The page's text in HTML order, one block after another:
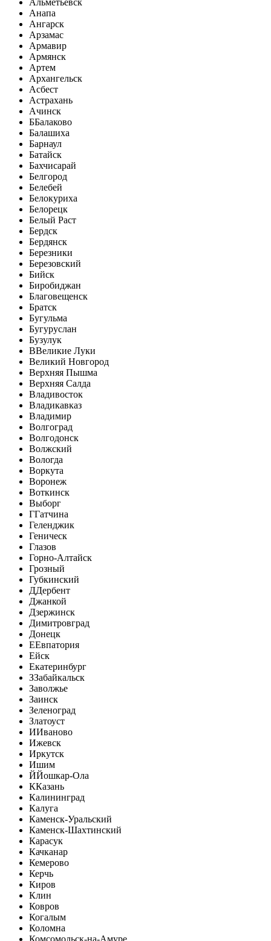
Альметьевск
Анапа
Ангарск
Арзамас
Армавир
Армянск
Артем
Архангельск
Асбест
Астрахань
Ачинск
ББалаково
Балашиха
Барнаул
Батайск
Бахчисарай
Белгород
Белебей
Белокуриха
Белорецк
Белый Раст
Бердск
Бердянск
Березники
Березовский
Бийск
Биробиджан
Благовещенск
Братск
Бугульма
Бугуруслан
Бузулук
ВВеликие Луки
Великий Новгород
Верхняя Пышма
Верхняя Салда
Владивосток
Владикавказ
Владимир
Волгоград
Волгодонск
Волжский
Вологда
Воркута
Воронеж
Воткинск
Выборг
ГГатчина
Геленджик
Геническ
Глазов
Горно-Алтайск
Грозный
Губкинский
ДДербент
Джанкой
Дзержинск
Димитровград
Донецк
ЕЕвпатория
Ейск
Екатеринбург
ЗЗабайкальск
Заволжье
Заинск
Зеленоград
Златоуст
ИИваново
Ижевск
Иркутск
Ишим
ЙЙошкар-Ола
ККазань
Калининград
Калуга
Каменск-Уральский
Каменск-Шахтинский
Карасук
Качканар
Кемерово
Керчь
Киров
Клин
Ковров
Когалым
Коломна
Комсомольск-на-Амуре